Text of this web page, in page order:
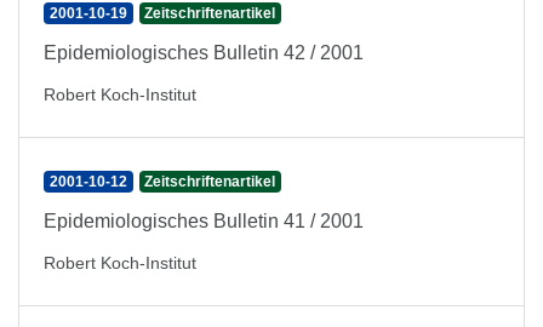
2001-10-19 Zeitschriftenartikel
Epidemiologisches Bulletin 42 / 2001
Robert Koch-Institut
2001-10-12 Zeitschriftenartikel
Epidemiologisches Bulletin 41 / 2001
Robert Koch-Institut